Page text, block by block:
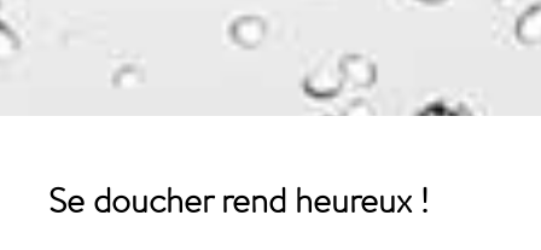
Se doucher rend heureux !